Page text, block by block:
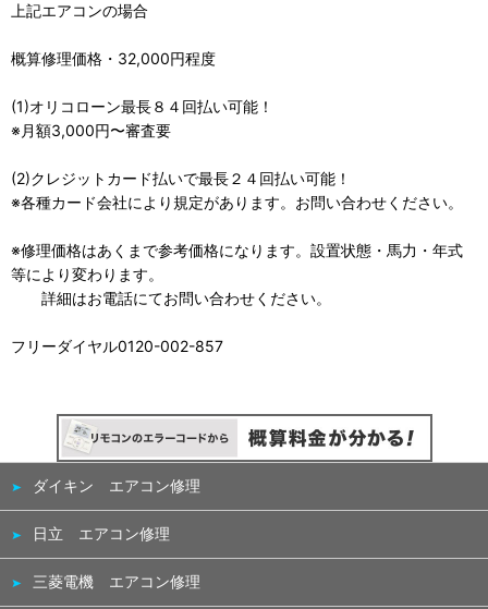
上記エアコンの場合
概算修理価格・32,000円程度
(1)オリコローン最長８４回払い可能！
※月額3,000円〜審査要
(2)クレジットカード払いで最長２４回払い可能！
※各種カード会社により規定があります。お問い合わせください。
※修理価格はあくまで参考価格になります。設置状態・馬力・年式
等により変わります。
詳細はお電話にてお問い合わせください。
フリーダイヤル0120-002-857
ダイキン エアコン修理
日立 エアコン修理
三菱電機 エアコン修理